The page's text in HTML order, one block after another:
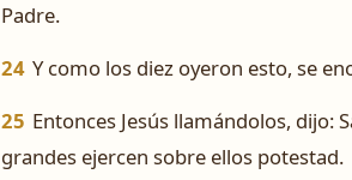
Padre.
24 Y como los diez oyeron esto, se
25 Entonces Jesús llamándolos, dijo:
grandes ejercen sobre ellos potestad.